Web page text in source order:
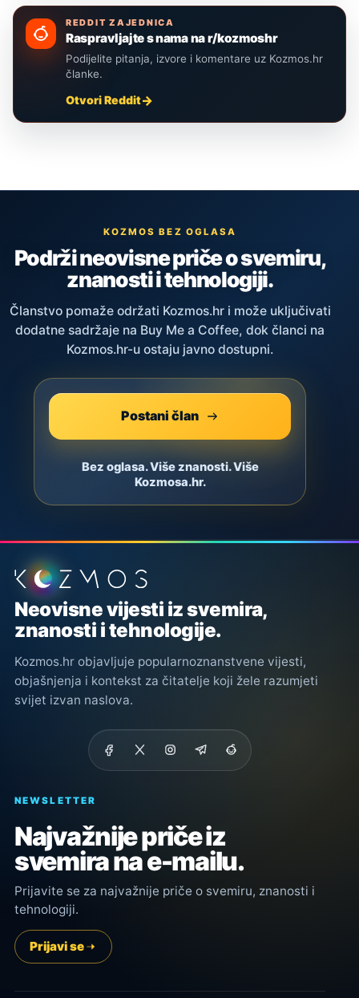
REDDIT ZAJEDNICA
Raspravljajte s nama na r/kozmoshr
Podijelite pitanja, izvore i komentare uz Kozmos.hr
članke.
Otvori Reddit
KOZMOS BEZ OGLASA
Podrži neovisne priče o svemiru,
znanosti i tehnologiji.
Članstvo pomaže održati Kozmos.hr i može uključivati
dodatne sadržaje na Buy Me a Coffee, dok članci na
Kozmos.hr-u ostaju javno dostupni.
Postani član
Bez oglasa. Više znanosti. Više
Kozmosa.hr.
Podnožje stranice
Neovisne vijesti iz svemira,
znanosti i tehnologije.
Kozmos.hr objavljuje popularnoznanstvene vijesti,
objašnjenja i kontekst za čitatelje koji žele razumjeti
svijet izvan naslova.
NEWSLETTER
Najvažnije priče iz
svemira na e-mailu.
Prijavite se za najvažnije priče o svemiru, znanosti i
tehnologiji.
Prijavi se